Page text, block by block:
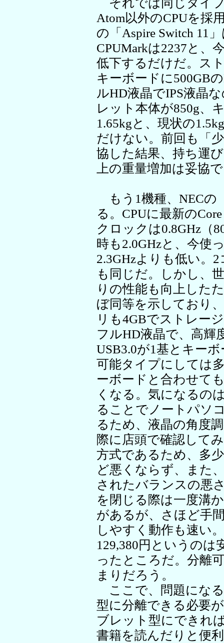
それでは同じタイ
Atom以外のCPUを採
の「Aspire Switch 11
CPUMarkは2237と、
低下するだけだ。ス
キーボードに500GB
ルHD液晶でIPS液晶
レット本体が850g、
1.65kgと、現状の
だけない。前回も「
協した結果、持ち運
上の重量増加は妥協
もう1機種、NECの
る。CPUに最新の
クロックは0.8GHz（
時も2.0GHzと、今使
2.3GHzよりも低い。
も同じだ。しかし、
りの性能も向上した
ぼ同等を示しており
リも4GBでストレー
フルHD液晶で、高輝
USB3.0が1基とキー
可能タイプにしては
ーボードと合わせて
くなる。気になるの
ることでノートパソ
るため、液晶の角度
際に店頭で確認して
方式であるため、多
ど悪くならず、また
されたバランスの悪
を閉じる際は一度溝
があるが、さほど手
しやすく動作も速い
129,380円というのは
ったところだ。分離
まりだろう。
ここで、問題にな
型に分離できる必要
ブレット型にできれ
書籍を読んだりと便